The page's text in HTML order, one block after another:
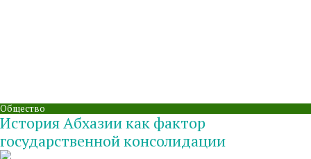
Общество
История Абхазии как фактор
государственной консолидации